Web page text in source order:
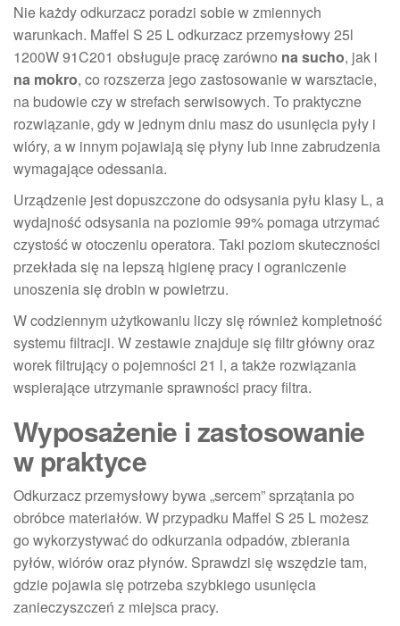
Nie każdy odkurzacz poradzi sobie w zmiennych
warunkach. Maffel S 25 L odkurzacz przemysłowy 25l
1200W 91C201 obsługuje pracę zarówno na sucho, jak i
na mokro, co rozszerza jego zastosowanie w warsztacie,
na budowie czy w strefach serwisowych. To praktyczne
rozwiązanie, gdy w jednym dniu masz do usunięcia pyły i
wióry, a w innym pojawiają się płyny lub inne zabrudzenia
wymagające odessania.
Urządzenie jest dopuszczone do odsysania pyłu klasy L, a
wydajność odsysania na poziomie 99% pomaga utrzymać
czystość w otoczeniu operatora. Taki poziom skuteczności
przekłada się na lepszą higienę pracy i ograniczenie
unoszenia się drobin w powietrzu.
W codziennym użytkowaniu liczy się również kompletność
systemu filtracji. W zestawie znajduje się filtr główny oraz
worek filtrujący o pojemności 21 l, a także rozwiązania
wspierające utrzymanie sprawności pracy filtra.
Wyposażenie i zastosowanie
w praktyce
Odkurzacz przemysłowy bywa „sercem” sprzątania po
obróbce materiałów. W przypadku Maffel S 25 L możesz
go wykorzystywać do odkurzania odpadów, zbierania
pyłów, wiórów oraz płynów. Sprawdzi się wszędzie tam,
gdzie pojawia się potrzeba szybkiego usunięcia
zanieczyszczeń z miejsca pracy.